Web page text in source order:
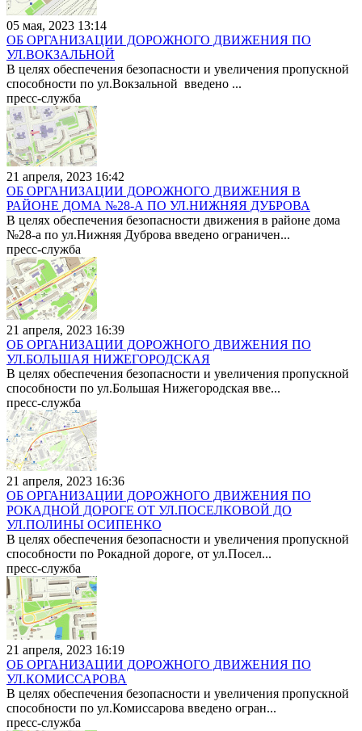
05 мая, 2023 13:14
ОБ ОРГАНИЗАЦИИ ДОРОЖНОГО ДВИЖЕНИЯ ПО
УЛ.ВОКЗАЛЬНОЙ
В целях обеспечения безопасности и увеличения пропускной
способности по ул.Вокзальной введено ...
пресс-служба
21 апреля, 2023 16:42
ОБ ОРГАНИЗАЦИИ ДОРОЖНОГО ДВИЖЕНИЯ В
РАЙОНЕ ДОМА №28-А ПО УЛ.НИЖНЯЯ ДУБРОВА
В целях обеспечения безопасности движения в районе дома
№28-а по ул.Нижняя Дуброва введено ограничен...
пресс-служба
21 апреля, 2023 16:39
ОБ ОРГАНИЗАЦИИ ДОРОЖНОГО ДВИЖЕНИЯ ПО
УЛ.БОЛЬШАЯ НИЖЕГОРОДСКАЯ
В целях обеспечения безопасности и увеличения пропускной
способности по ул.Большая Нижегородская вве...
пресс-служба
21 апреля, 2023 16:36
ОБ ОРГАНИЗАЦИИ ДОРОЖНОГО ДВИЖЕНИЯ ПО
РОКАДНОЙ ДОРОГЕ ОТ УЛ.ПОСЕЛКОВОЙ ДО
УЛ.ПОЛИНЫ ОСИПЕНКО
В целях обеспечения безопасности и увеличения пропускной
способности по Рокадной дороге, от ул.Посел...
пресс-служба
21 апреля, 2023 16:19
ОБ ОРГАНИЗАЦИИ ДОРОЖНОГО ДВИЖЕНИЯ ПО
УЛ.КОМИССАРОВА
В целях обеспечения безопасности и увеличения пропускной
способности по ул.Комиссарова введено огран...
пресс-служба